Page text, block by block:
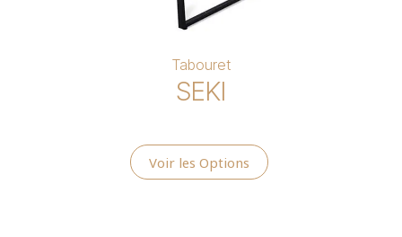
Tabouret
SEKI
Voir les Options